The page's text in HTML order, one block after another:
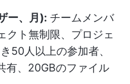
ー、月): チームメンバ
クト無制限、プロジェ
50人以上の参加者、
有、20GBのファイル